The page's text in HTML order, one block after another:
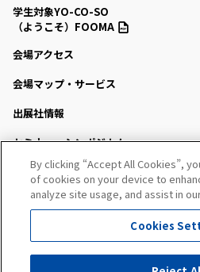
学生対象YO-CO-SO
（ようこそ）FOOMA
会場アクセス
会場マップ・サービス
出展社情報
セミナー・シンポジウム
プレスルーム
All Right Reserved. Copyright (c)
By clicking “Accept All Cookies”,
of cookies on your device to
analyze site usage, and assist in
Cookies